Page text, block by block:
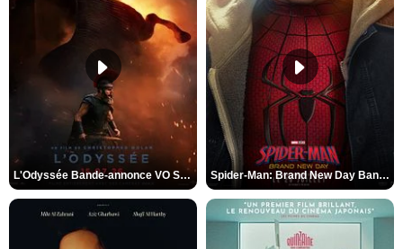
L'Odyssée Bande-annonce VO STFR Spider-Man: Brand New Day Bande-annonce VO STFR